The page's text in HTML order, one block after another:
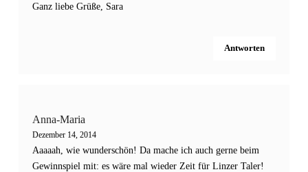
Ganz liebe Grüße, Sara
Antworten
Anna-Maria
Dezember 14, 2014
Aaaaah, wie wunderschön! Da mache ich auch gerne beim
Gewinnspiel mit: es wäre mal wieder Zeit für Linzer Taler!